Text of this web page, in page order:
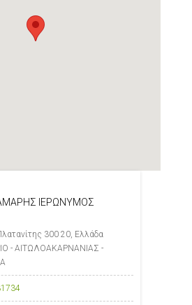
ΙΕΡΩΝΥΜΟΣ
300 20, Ελλάδα
- ΑΙΤΩΛΟΑΚΑΡΝΑΝΙΑΣ -